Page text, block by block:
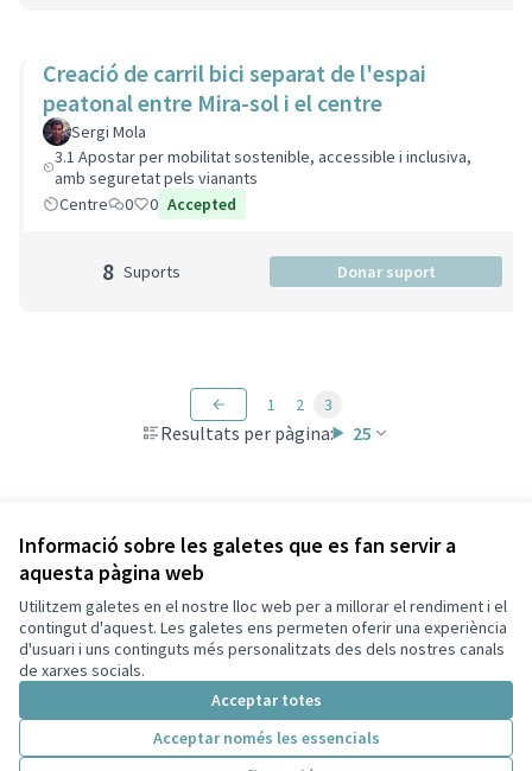
Informació sobre les galetes que es fan servir a
aquesta pàgina web
Utilitzem galetes en el nostre lloc web per a millorar el rendiment i el
contingut d'aquest. Les galetes ens permeten oferir una experiència
d'usuari i uns continguts més personalitzats des dels nostres canals
de xarxes socials.
Acceptar totes
Acceptar només les essencials
Creació de carril bici separat de l'espai
peatonal entre Mira-sol i el centre
Sergi Mola
3.1 Apostar per mobilitat sostenible, accessible i inclusiva,
amb seguretat pels vianants
Centre
0 0 Accepted
8 Suports Donar suport
Resultats per pàgina: 25
1 2 3
Veure totes les propostes retirades
Termes i condicions d'ús
Configuració de les galetes
Decidim Sant Cugat a X
(Enllaç extern)
Decidim Sant Cugat a Facebook
Decidim Sant Cugat a Instagram
Decidim Sant Cugat a GitHub
(Enllaç extern)
Amb
(Enllaç